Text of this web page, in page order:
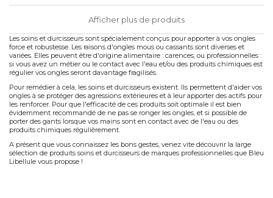
Afficher plus de produits
Les soins et durcisseurs sont spécialement conçus pour apporter à vos ongles
force et robustesse. Les raisons d'ongles mous ou cassants sont diverses et
variées. Elles peuvent être d'origine alimentaire : carences, ou professionnelles :
si vous avez un métier ou le contact avec l'eau et/ou des produits chimiques est
régulier vos ongles seront davantage fragilisés.
Pour remédier à cela, les soins et durcisseurs existent. Ils permettent d'aider vos
ongles à se protéger des agressions extérieures et à leur apporter des actifs pour
les renforcer. Pour que l'efficacité de ces produits soit optimale il est bien
évidemment recommandé de ne pas se ronger les ongles, et si possible de
porter des gants lorsque vos mains sont en contact avec de l'eau ou des
produits chimiques régulièrement.
A présent que vous connaissez les bons gestes, venez vite découvrir la large
sélection de produits soins et durcisseurs de marques professionnelles que Bleu
Libellule vous propose !